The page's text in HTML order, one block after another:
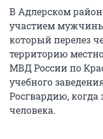
В Адлерском
участием
который перелез
территорию
МВД России по
учебного
Росгвардию, когда
человека.